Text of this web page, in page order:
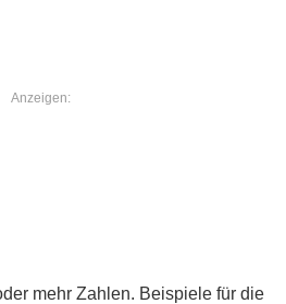
Anzeigen:
mehr Zahlen. Beispiele für die